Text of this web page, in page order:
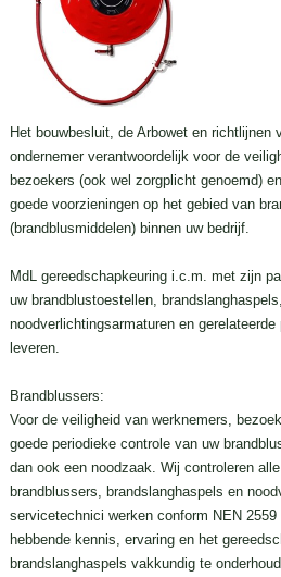
Het bouwbesluit, de Arbowet en richtlijnen
ondernemer verantwoordelijk voor de
bezoekers (ook wel zorgplicht genoemd)
goede voorzieningen op het gebied van
(brandblusmiddelen) binnen uw bedrijf.
MdL gereedschapkeuring i.c.m. met zijn
uw brandblustoestellen,
noodverlichtingsarmaturen en
leveren.
Brandblussers:
Voor de veiligheid van werknemers,
goede periodieke controle van uw
dan ook een noodzaak. Wij controleren
brandblussers, brandslanghaspels en
servicetechnici werken conform NEN 2559
hebbende kennis, ervaring en het
brandslanghaspels vakkundig te